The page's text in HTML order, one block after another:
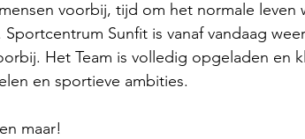
voorbij, tijd om het normale leven
Sunfit is vanaf vandaag
Het Team is volledig opgeladen en
en sportieve ambities.
maar!